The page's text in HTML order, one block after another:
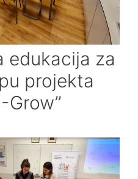
edukacija za
projekta
Grow”